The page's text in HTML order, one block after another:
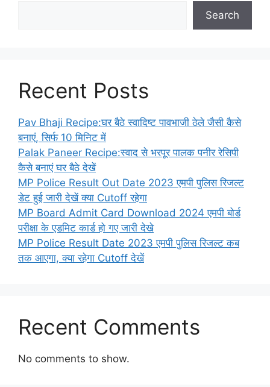
Search
Recent Posts
Pav Bhaji Recipe:घर बैठे स्वादिष्ट पावभाजी ठेले जैसी कैसे
बनाएं, सिर्फ 10 मिनिट में
Palak Paneer Recipe:स्वाद से भरपूर पालक पनीर रेसिपी
कैसे बनाएं घर बैठे देखें
MP Police Result Out Date 2023 एमपी पुलिस रिजल्ट
डेट हुई जारी देखें क्या Cutoff रहेगा
MP Board Admit Card Download 2024 एमपी बोर्ड
परीक्षा के एडमिट कार्ड हो गए जारी देखे
MP Police Result Date 2023 एमपी पुलिस रिजल्ट कब
तक आएगा, क्या रहेगा Cutoff देखें
Recent Comments
No comments to show.